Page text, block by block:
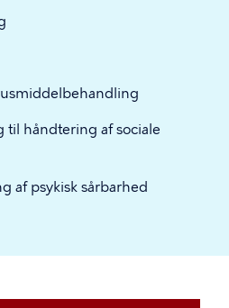
til håndtering af sociale
af psykisk sårbarhed